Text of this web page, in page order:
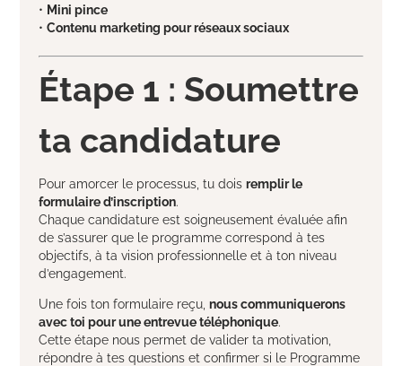
• Mini pince
• Contenu marketing pour réseaux sociaux
Étape 1 : Soumettre
ta candidature
Pour amorcer le processus, tu dois remplir le
formulaire d’inscription.
Chaque candidature est soigneusement évaluée afin
de s’assurer que le programme correspond à tes
objectifs, à ta vision professionnelle et à ton niveau
d’engagement.
Une fois ton formulaire reçu, nous communiquerons
avec toi pour une entrevue téléphonique.
Cette étape nous permet de valider ta motivation,
répondre à tes questions et confirmer si le Programme